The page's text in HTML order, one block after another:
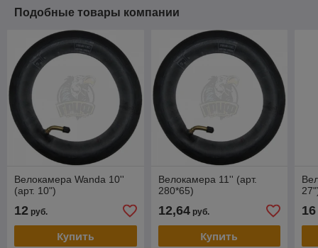
Подобные товары компании
Велокамера Wanda 10''
(арт. 10")
12 руб.
Купить
Велокамера 11'' (арт.
280*65)
12,64руб.
Купить
16